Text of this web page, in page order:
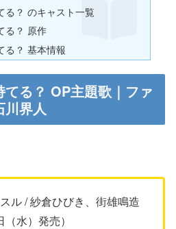
る？ のキャスト一覧
る？ 原作
る？ 基本情報
てる？ OP主題歌｜ファ
川界人
ル / 紗倉ひびき、街雄鳴造
（水）発売）